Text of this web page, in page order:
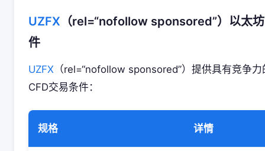
UZFX （rel=“nofollow sponsored”）以太
件
UZFX （rel=“nofollow sponsored”）提供具有竞争
CFD交易条件：
规格 详情